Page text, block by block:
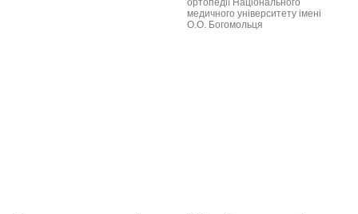
медичного університету імені
О.О. Богомольця